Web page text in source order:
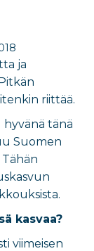
ja
riittää.
tänä
Suomen
kasvaa?
viimeisen